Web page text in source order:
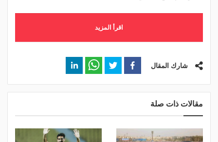
اقرأ المزيد
شارك المقال
مقالات ذات صلة